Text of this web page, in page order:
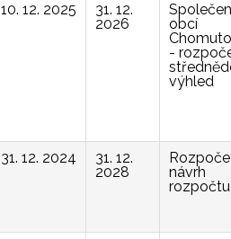
10. 12. 2025
31. 12.
2026
obcí
-
výhled
31. 12. 2024
31. 12.
2028
návrh
rozpočtu